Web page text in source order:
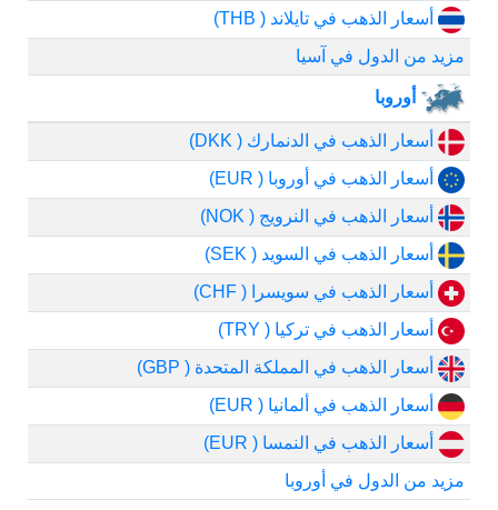
أسعار الذهب في تايلاند ( THB)
مزيد من الدول في آسيا
أوروبا
أسعار الذهب في الدنمارك ( DKK)
أسعار الذهب في أوروبا ( EUR)
أسعار الذهب في النرويج ( NOK)
أسعار الذهب في السويد ( SEK)
أسعار الذهب في سويسرا ( CHF)
أسعار الذهب في تركيا ( TRY)
أسعار الذهب في المملكة المتحدة ( GBP)
أسعار الذهب في ألمانيا ( EUR)
أسعار الذهب في النمسا ( EUR)
مزيد من الدول في أوروبا